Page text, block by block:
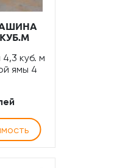
КУБ.М
куб. м
ямы 4